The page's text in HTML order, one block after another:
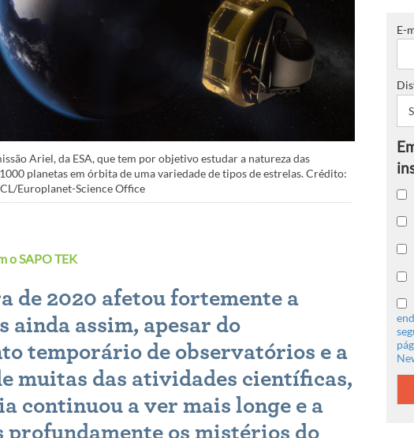
Ariel, da ESA, que tem por objetivo estudar a natureza das
planetas em órbita de uma variedade de tipos de estrelas. Crédito:
Europlanet-Science Office
o SAPO TEK
de 2020 afetou fortemente a
ainda assim, apesar do
temporário de observatórios e a
muitas das atividades científicas,
continuou a ver mais longe e a
profundamente os mistérios do
E-